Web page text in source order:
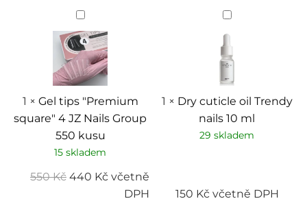
Gel
tips
"Premium
square"
4
JZ
Nails
Group
550
kusu
1 × Gel tips "Premium
square" 4 JZ Nails Group
550 kusu
15 skladem
550Kč 440 Kč včetně
DPH
Dry
cuticle
oil
Trendy
nails
10
ml
1 × Dry cuticle oil Trendy
nails 10 ml
29 skladem
150 Kč včetně DPH